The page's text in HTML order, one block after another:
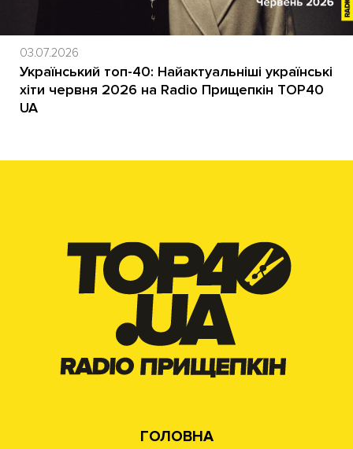
03.07.2026
Український топ-40: Найактуальніші українські
хіти червня 2026 на Radio Прищепкін TOP40
UA
ГОЛОВНА